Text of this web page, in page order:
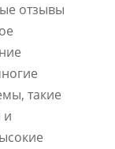
отзывы
такие
и